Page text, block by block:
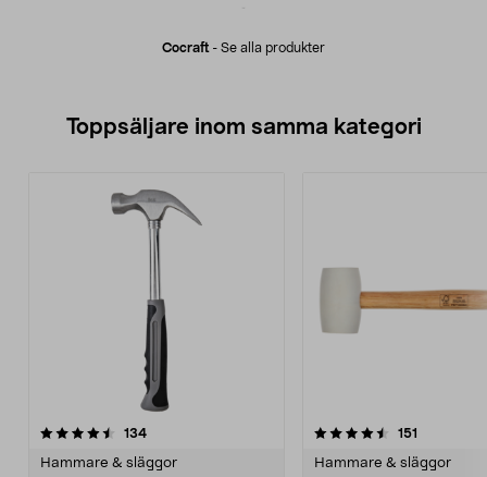
Cocraft - Se alla produkter
Toppsäljare inom samma kategori
134recensioner
Hammare & släggor
4.5 av 5 stjärnor 151
Hammare & släggor
4.5 av 5 stjärnor